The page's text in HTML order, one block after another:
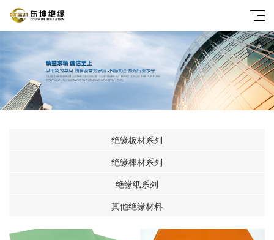
绝缘板材系列
绝缘棒材系列
绝缘纸系列
其他绝缘材料